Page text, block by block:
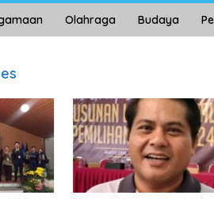
Olahraga Budaya